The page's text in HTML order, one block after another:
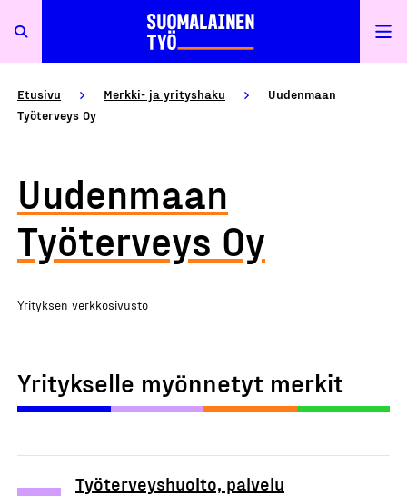
Etusivu Merkki- ja yrityshaku
Uudenmaan
Työterveys Oy
Uudenmaan
Työterveys Oy
Yrityksen verkkosivusto
Yritykselle myönnetyt merkit
Työterveyshuolto, palvelu